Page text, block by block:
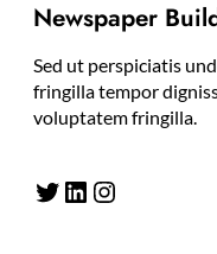
Newspaper
Sed ut perspiciatis
fringilla tempor
voluptatem fringilla.
Twitter LinkedIn Instagram